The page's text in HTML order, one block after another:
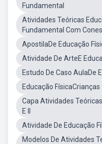
Fundamental
Atividades Teóricas
Fundamental Com Cones
ApostilaDe Educação
Atividade De ArteE
Estudo De Caso AulaDe
Educação FísicaCrianças
Capa Atividades
E II
Atividade De Educação
Modelos De Atividades